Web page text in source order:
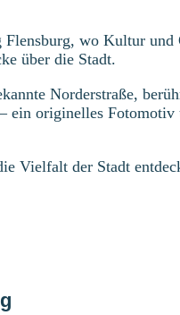
wo Kultur und
über die Stadt.
Norderstraße,
ein originelles
Vielfalt der Stadt